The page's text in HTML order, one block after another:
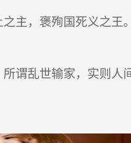
主，褒殉国死义之王
谓乱世输家，实则人